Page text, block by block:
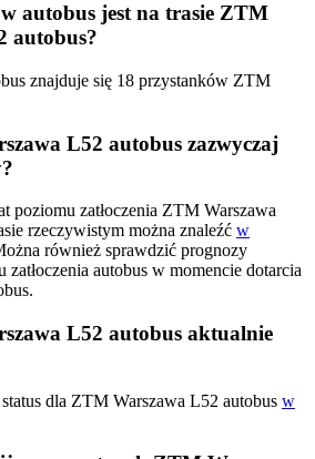
autobus jest na trasie ZTM
autobus?
znajduje się 18 przystanków ZTM
L52 autobus zazwyczaj
poziomu zatłoczenia ZTM Warszawa
rzeczywistym można znaleźć w
również sprawdzić prognozy
zatłoczenia autobus w momencie dotarcia
L52 autobus aktualnie
dla ZTM Warszawa L52 autobus w